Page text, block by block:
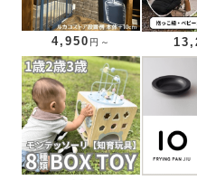
4,950 円～